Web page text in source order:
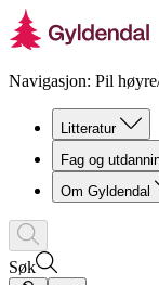
Navigasjon: Pil
Litteratur
Fag og
Om Gyldendal
Søk